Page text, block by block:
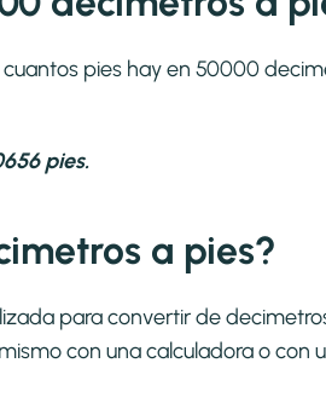
pies hay en 50000
pies.
a pies?
para convertir de
con una calculadora o con